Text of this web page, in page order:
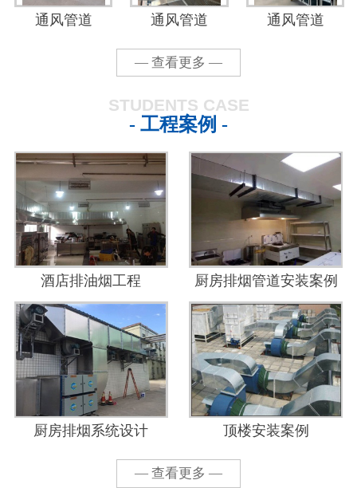
通风管道 通风管道 通风管道
— 查看更多 —
STUDENTS CASE
- 工程案例 -
酒店排油烟工程 厨房排烟管道安装案例
厨房排烟系统设计 顶楼安装案例
— 查看更多 —